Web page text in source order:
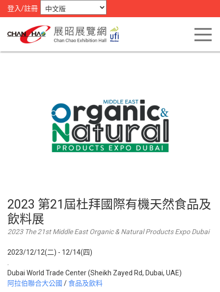
登入/註冊
2023 第21屆杜拜國際有機天然食品及
飲料展
2023 The 21st Middle East Organic & Natural Products Expo Dubai
2023/12/12(二) - 12/14(四)
Dubai World Trade Center (Sheikh Zayed Rd, Dubai, UAE)
阿拉伯聯合大公國 /食品及飲料